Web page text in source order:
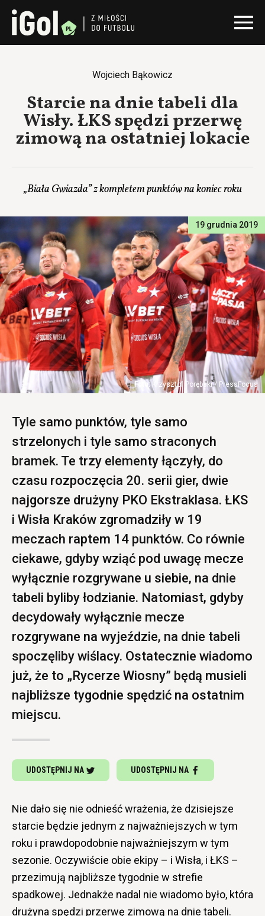
Wojciech Bąkowicz
Starcie na dnie tabeli dla
Wisły. ŁKS spędzi przerwę
zimową na ostatniej lokacie
„Biała Gwiazda” z kompletem punktów na koniec roku
19 grudnia 2019
Krzysztof Porębski / PressFocus
Tyle samo punktów, tyle samo
strzelonych i tyle samo straconych
bramek. Te trzy elementy łączyły, do
czasu rozpoczęcia 20. serii gier, dwie
najgorsze drużyny PKO Ekstraklasa. ŁKS
i Wisła Kraków zgromadziły w 19
meczach raptem 14 punktów. Co równie
ciekawe, gdyby wziąć pod uwagę mecze
wyłącznie rozgrywane u siebie, na dnie
tabeli byliby łodzianie. Natomiast, gdyby
decydowały wyłącznie mecze
rozgrywane na wyjeździe, na dnie tabeli
spoczęliby wiślacy. Ostatecznie wiadomo
już, że to „Rycerze Wiosny” będą musieli
najbliższe tygodnie spędzić na ostatnim
miejscu.
UDOSTĘPNIJ NA UDOSTĘPNIJ NA
Nie dało się nie odnieść wrażenia, że dzisiejsze
starcie będzie jednym z najważniejszych w tym
roku i prawdopodobnie najważniejszym w tym
sezonie. Oczywiście obie ekipy – i Wisła, i ŁKS –
przezimują najbliższe tygodnie w strefie
spadkowej. Jednakże nadal nie wiadomo było, która
drużyna spędzi przerwę zimową na dnie tabeli.